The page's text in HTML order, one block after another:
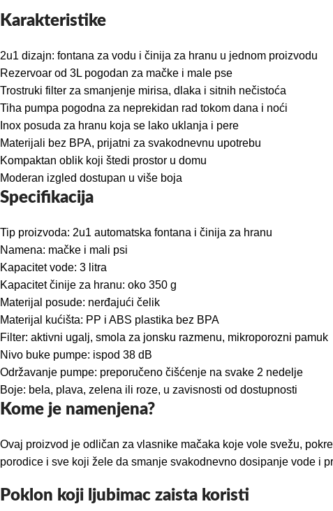
Karakteristike
2u1 dizajn: fontana za vodu i činija za hranu u jednom proizvodu
Rezervoar od 3L pogodan za mačke i male pse
Trostruki filter za smanjenje mirisa, dlaka i sitnih nečistoća
Tiha pumpa pogodna za neprekidan rad tokom dana i noći
Inox posuda za hranu koja se lako uklanja i pere
Materijali bez BPA, prijatni za svakodnevnu upotrebu
Kompaktan oblik koji štedi prostor u domu
Moderan izgled dostupan u više boja
Specifikacija
Tip proizvoda: 2u1 automatska fontana i činija za hranu
Namena: mačke i mali psi
Kapacitet vode: 3 litra
Kapacitet činije za hranu: oko 350 g
Materijal posude: nerđajući čelik
Materijal kućišta: PP i ABS plastika bez BPA
Filter: aktivni ugalj, smola za jonsku razmenu, mikroporozni pamuk
Nivo buke pumpe: ispod 38 dB
Održavanje pumpe: preporučeno čišćenje na svake 2 nedelje
Boje: bela, plava, zelena ili roze, u zavisnosti od dostupnosti
Kome je namenjena?
Ovaj proizvod je odličan za vlasnike mačaka koje vole svežu,
porodice i sve koji žele da smanje svakodnevno dosipanje vode i
Poklon koji ljubimac zaista koristi